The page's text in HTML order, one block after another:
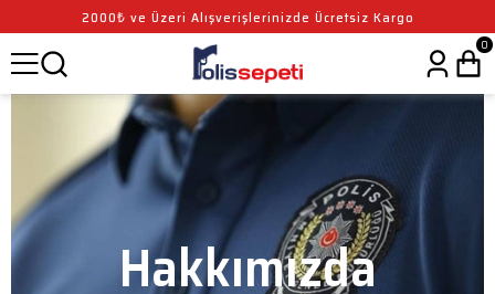
2000₺ ve Üzeri Alışverişlerinizde Ücretsiz Kargo
0
Hakkımızda